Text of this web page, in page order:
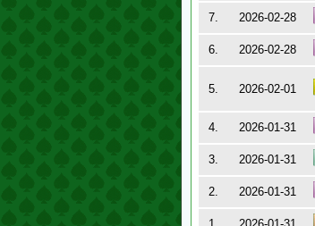
7. 2026-02-28
6. 2026-02-28
5. 2026-02-01
4. 2026-01-31
3. 2026-01-31
2. 2026-01-31